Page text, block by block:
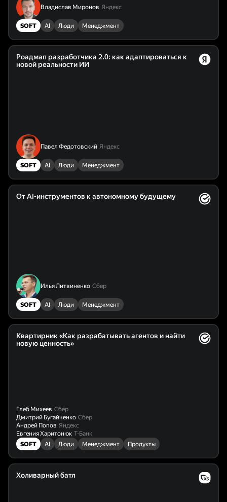
Владислав Миронов Яндекс
SOFT AI Люди Менеджмент
Роадмап разработчика 2.0: как адаптироваться к
новой реальности ИИ
Павел Федотовский Яндекс
SOFT AI Люди Менеджмент
От AI-инструментов к автономному будущему
Илья Литвиненко Сбер
SOFT AI Люди Менеджмент
Квартирник «Как разрабатывать агентов и найти
новую ценность»
Глеб Михеев Сбер
Дмитрий Бугайченко Сбер
Андрей Попов Яндекс
Евгения Харитонюк Т-Банк
SOFT
AI Люди Менеджмент Продукты
Холиварный батл